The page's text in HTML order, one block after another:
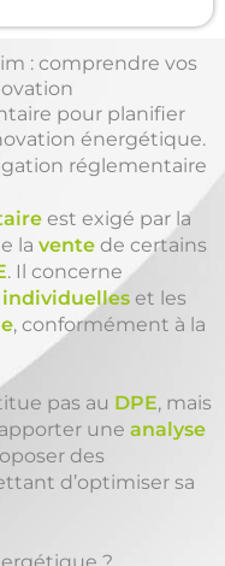
: comprendre vos
pour planifier
énergétique.
réglementaire
est exigé par la
la vente de certains
. Il concerne
et les
, conformément à la
pas au DPE, mais
une analyse
des
d’optimiser sa
?